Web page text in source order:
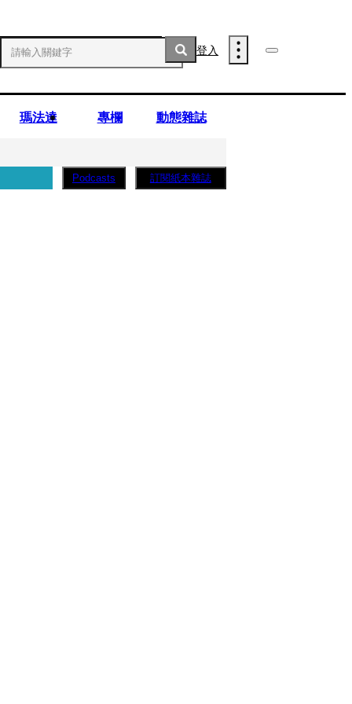
登入
瑪法達 專欄 動態雜誌
Podcasts 訂閱紙本雜誌